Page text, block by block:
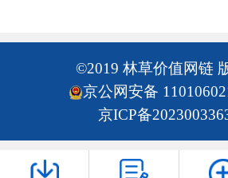
©2019 林草价值网链
京公网安备
京ICP备